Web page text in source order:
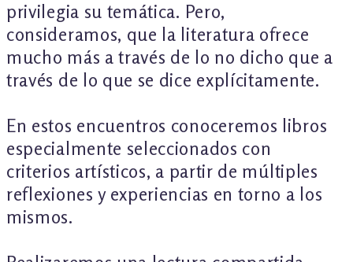
privilegia su temática. Pero,
consideramos, que la literatura ofrece
mucho más a través de lo no dicho que a
través de lo que se dice explícitamente.
En estos encuentros conoceremos libros
especialmente seleccionados con
criterios artísticos, a partir de múltiples
reflexiones y experiencias en torno a los
mismos.